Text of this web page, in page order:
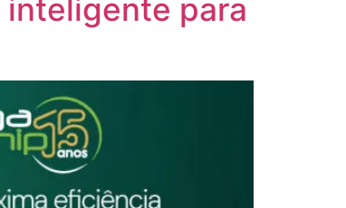
inteligente para